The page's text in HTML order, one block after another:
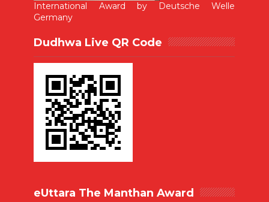
International Award by Deutsche Welle
Germany
Dudhwa Live QR Code
eUttara The Manthan Award